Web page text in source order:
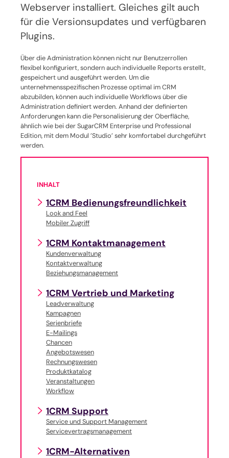
Webserver installiert. Gleiches gilt auch
für die Versionsupdates und verfügbaren
Plugins.
Über die Administration können nicht nur Benutzerrollen
flexibel konfiguriert, sondern auch individuelle Reports erstellt,
gespeichert und ausgeführt werden. Um die
unternehmensspezifischen Prozesse optimal im CRM
abzubilden, können auch individuelle Workflows über die
Administration definiert werden. Anhand der definierten
Anforderungen kann die Personalisierung der Oberfläche,
ähnlich wie bei der SugarCRM Enterprise und Professional
Edition, mit dem Modul ’Studio’ sehr komfortabel durchgeführt
werden.
INHALT
1CRM Bedienungsfreundlichkeit
Look and Feel
Mobiler Zugriff
1CRM Kontaktmanagement
Kundenverwaltung
Kontaktverwaltung
Beziehungsmanagement
1CRM Vertrieb und Marketing
Leadverwaltung
Kampagnen
Serienbriefe
E-Mailings
Chancen
Angebotswesen
Rechnungswesen
Produktkatalog
Veranstaltungen
Workflow
1CRM Support
Service und Support Management
Servicevertragsmanagement
1CRM-Alternativen